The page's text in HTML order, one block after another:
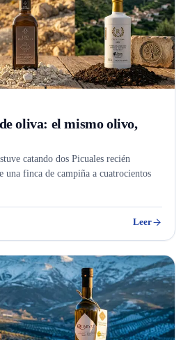
oliva: el mismo olivo,
catando dos Picuales recién
finca de campiña a cuatrocientos
Leer